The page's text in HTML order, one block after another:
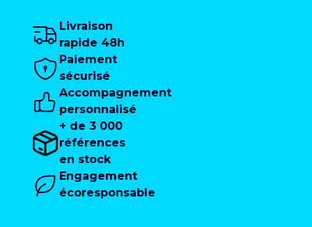
Livraison
rapide 48h
Paiement
sécurisé
Accompagnement
personnalisé
+ de 3 000
références
en stock
Engagement
écoresponsable